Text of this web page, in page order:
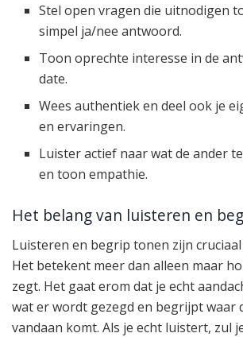
Stel open vragen die uitnodigen
simpel ja/nee antwoord.
Toon oprechte interesse in de
date.
Wees authentiek en deel ook je
en ervaringen.
Luister actief naar wat de ander
en toon empathie.
Het belang van luisteren en
Luisteren en begrip tonen zijn
Het betekent meer dan alleen maar
zegt. Het gaat erom dat je echt
wat er wordt gezegd en begrijpt waar
vandaan komt. Als je echt luistert, zul